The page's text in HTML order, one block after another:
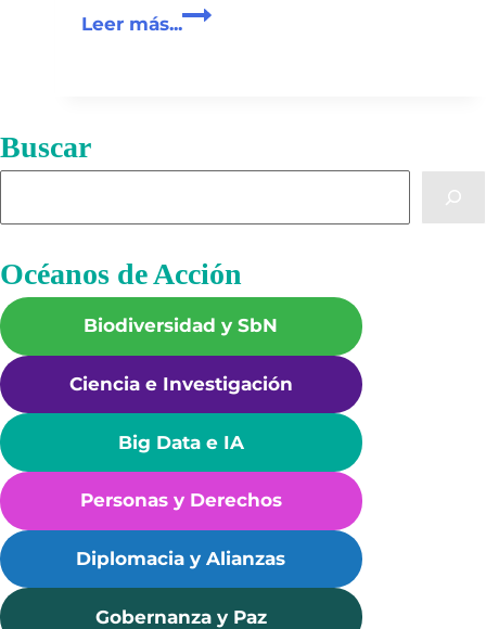
Leer más...Psicobióticos:
Buscar
Océanos de Acción
Biodiversidad y SbN
Ciencia e Investigación
Big Data e IA
Personas y Derechos
Diplomacia y Alianzas
Gobernanza y Paz